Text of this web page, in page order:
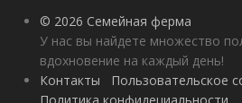
© 2026 Семейная ферма
У нас вы найдете множество
вдохновение на каждый день!
Контакты
Пользовательское